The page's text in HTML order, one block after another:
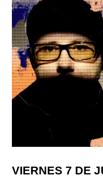
VIERNES 7 DE